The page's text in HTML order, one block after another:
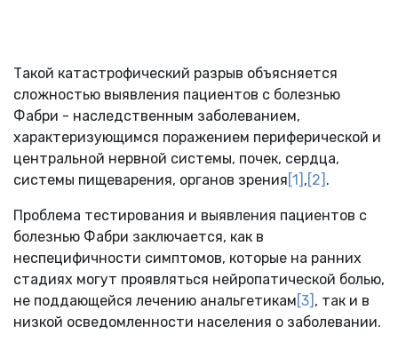
Такой катастрофический разрыв объясняется
сложностью выявления пациентов с болезнью
Фабри - наследственным заболеванием,
характеризующимся поражением периферической и
центральной нервной системы, почек, сердца,
системы пищеварения, органов зрения [1] , [2] .
Проблема тестирования и выявления пациентов с
болезнью Фабри заключается, как в
неспецифичности симптомов, которые на ранних
стадиях могут проявляться нейропатической болью,
не поддающейся лечению анальгетикам [3] , так и в
низкой осведомленности населения о заболевании.